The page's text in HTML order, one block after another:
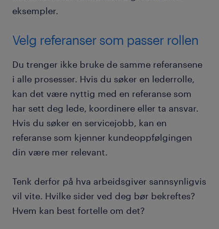
eksempler.
Velg referanser som passer rollen
Du trenger ikke bruke de samme referansene
i alle prosesser. Hvis du søker en lederrolle,
kan det være nyttig med en referanse som
har sett deg lede, koordinere eller ta ansvar.
Hvis du søker en servicejobb, kan en
referanse som kjenner kundeoppfølgingen
din være mer relevant.
Tenk derfor på hva arbeidsgiver sannsynligvis
vil vite. Hvilke sider ved deg bør bekreftes?
Hvem kan best fortelle om det?